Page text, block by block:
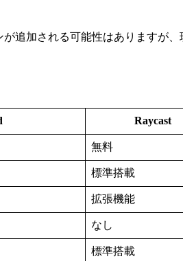
追加される可能性はありますが
Raycast
無料
標準搭載
拡張機能
なし
標準搭載